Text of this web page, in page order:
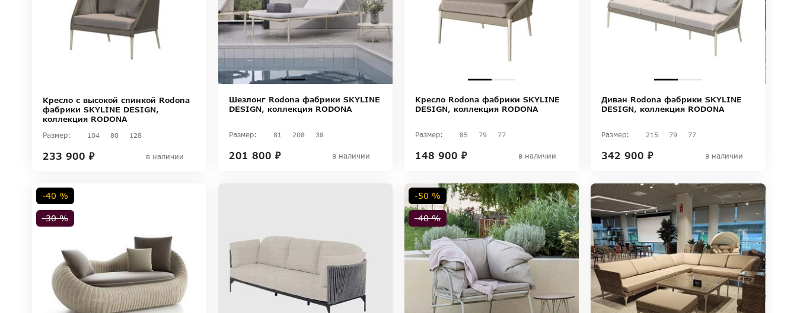
Кресло с высокой спинкой Rodona
фабрики SKYLINE DESIGN,
коллекция RODONA
Размер: 104 80 128
233 900 ₽ в наличии
Шезлонг Rodona фабрики SKYLINE
DESIGN, коллекция RODONA
Размер: 81 208 38
201 800 ₽ в наличии
Кресло Rodona фабрики SKYLINE
DESIGN, коллекция RODONA
Размер: 85 79 77
148 900 ₽ в наличии
Диван Rodona фабрики SKYLINE
DESIGN, коллекция RODONA
Размер: 215 79 77
342 900 ₽ в наличии
-30 %
-40 %
-40 %
-50 %